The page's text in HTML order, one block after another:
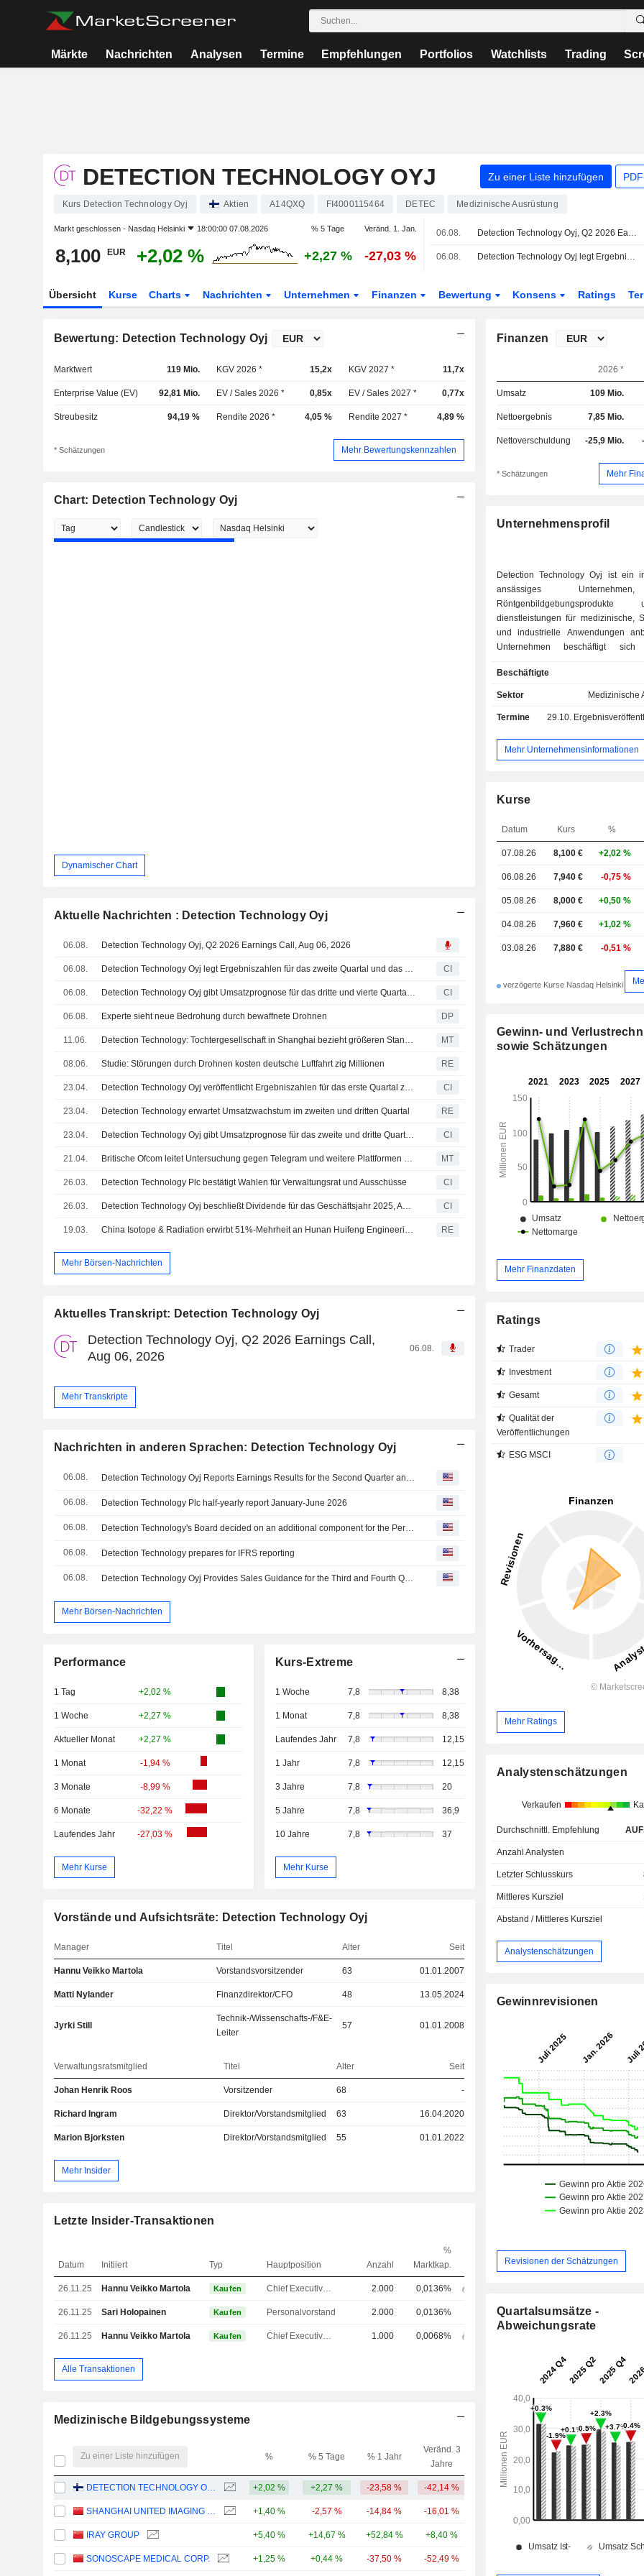
Märkte Nachrichten Analysen Termine Empfehlungen Portfolios Watchlists Trading
DETECTION TECHNOLOGY OYJ Zu einer Liste hinzufügen
Kurs Detection Technology Oyj Aktien A14QXQ FI4000115464 DETEC Medizinische Ausrüstung
Markt geschlossen - Nasdaq Helsinki 18:00:00 07.08.2026 % 5 Tage Veränd. 1. Jan.
8,100 EUR +2,02 % +2,27 % -27,03 %
06.08. Detection Technology Oyj, Q2 2026 Earnings Call, Aug 06, 2026
06.08. Detection Technology Oyj legt Ergebniszahlen für das zweite Quartal und das erste Halbjahr zum 30. Juni 2026 vor
Übersicht Kurse Charts Nachrichten Unternehmen Finanzen Bewertung Konsens Ratings
Bewertung: Detection Technology Oyj
Marktwert 119 Mio. KGV 2026 * 15,2x KGV 2027 * 11,7x
Enterprise Value (EV) 92,81 Mio. EV / Sales 2026 * 0,85x EV / Sales 2027 * 0,77x
Streubesitz 94,19 % Rendite 2026 * 4,05 % Rendite 2027 * 4,89 %
* Schätzungen Mehr Bewertungskennzahlen
Chart: Detection Technology Oyj
Dynamischer Chart
Aktuelle Nachrichten : Detection Technology Oyj
06.08. Detection Technology Oyj, Q2 2026 Earnings Call, Aug 06, 2026
06.08. Detection Technology Oyj legt Ergebniszahlen für das zweite Quartal und das erste Halbjahr zum 30. Juni 2026 vor CI
06.08. Detection Technology Oyj gibt Umsatzprognose für das dritte und vierte Quartal 2026 ab CI
06.08. Experte sieht neue Bedrohung durch bewaffnete Drohnen DP
11.06. Detection Technology: Tochtergesellschaft in Shanghai bezieht größeren Standort MT
08.06. Studie: Störungen durch Drohnen kosten deutsche Luftfahrt zig Millionen RE
23.04. Detection Technology Oyj veröffentlicht Ergebniszahlen für das erste Quartal zum 31. März 2026 CI
23.04. Detection Technology erwartet Umsatzwachstum im zweiten und dritten Quartal RE
23.04. Detection Technology Oyj gibt Umsatzprognose für das zweite und dritte Quartal 2026 bekannt CI
21.04. Britische Ofcom leitet Untersuchung gegen Telegram und weitere Plattformen wegen mutmaßlicher Kindesmissbrauchsinhalte ein MT
26.03. Detection Technology Plc bestätigt Wahlen für Verwaltungsrat und Ausschüsse CI
26.03. Detection Technology Oyj beschließt Dividende für das Geschäftsjahr 2025, Auszahlung am 8. April 2026 CI
19.03. China Isotope & Radiation erwirbt 51%-Mehrheit an Hunan Huifeng Engineering Detection RE
Mehr Börsen-Nachrichten
Aktuelles Transkript: Detection Technology Oyj
Detection Technology Oyj, Q2 2026 Earnings Call,
Aug 06, 2026
06.08.
Mehr Transkripte
Nachrichten in anderen Sprachen: Detection Technology Oyj
06.08.
06.08. Detection Technology Plc half-yearly report January-June 2026
06.08.
06.08. Detection Technology prepares for IFRS reporting
06.08.
Mehr Börsen-Nachrichten
Performance
1 Tag +2,02 %
1 Woche +2,27 %
Aktueller Monat +2,27 %
1 Monat -1,94 %
3 Monate -8,99 %
6 Monate -32,22 %
Laufendes Jahr -27,03 %
Mehr Kurse
Kurs-Extreme
1 Woche 7,8 8,38
1 Monat 7,8 8,38
Laufendes Jahr 7,8 12,15
1 Jahr 7,8 12,15
3 Jahre 7,8 20
5 Jahre 7,8 36,9
10 Jahre 7,8 37
Mehr Kurse
Vorstände und Aufsichtsräte: Detection Technology Oyj
Manager Titel Alter Seit
Hannu Veikko Martola Vorstandsvorsitzender 63 01.01.2007
Matti Nylander Finanzdirektor/CFO 48 13.05.2024
Jyrki Still
Technik-/Wissenschafts-/F&E-
Leiter
57 01.01.2008
Verwaltungsratsmitglied Titel Alter Seit
Johan Henrik Roos Vorsitzender 68 -
Richard Ingram Direktor/Vorstandsmitglied 63 16.04.2020
Marion Bjorksten Direktor/Vorstandsmitglied 55 01.01.2022
Mehr Insider
Letzte Insider-Transaktionen
Datum Initiiert Typ Hauptposition Anzahl
%
Marktkap.
26.11.25 Hannu Veikko Martola Kaufen Chief Executive Officer (CEO) 2.000 0,0136%
26.11.25 Sari Holopainen Kaufen Personalvorstand 2.000 0,0136%
26.11.25 Hannu Veikko Martola Kaufen Chief Executive Officer (CEO) 1.000 0,0068%
Alle Transaktionen
Medizinische Bildgebungssysteme
Zu einer Liste hinzufügen % % 5 Tage % 1 Jahr
Veränd. 3
Jahre
Kap.($)
+2,02 % +2,27 % -23,58 % -42,14 % 137 Mio.
+1,40 % -2,57 % -14,84 % -16,01 %
IRAY GROUP +5,40 % +14,67 % +52,84 % +8,40 %
SONOSCAPE MEDICAL CORP. +1,25 % +0,44 % -37,50 % -52,49 %
Finanzen
2026 *
Umsatz 109 Mio.
Nettoergebnis 7,85 Mio.
Nettoverschuldung -25,9 Mio.
* Schätzungen Mehr
Unternehmensprofil
Detection Technology Oyj ist ein
ansässiges
dienstleistungen für medizinische,
und industrielle Anwendungen
Unternehmen beschäftigt
subsystemen wie Detektoren,
im Bereich Sicherheit umfasst
Containern, Luftfracht, Gepäck
sowie tragbare Geräte und
Knochendichtemessung,
Produkte umfassen
Lebensmittelindustrie, die
erneuerbare Energien, Öl und
Abfallsortierung, Luft- und
Verteidigung sowie die
Beschäftigte
Sektor Medizinische
Termine 29.10.
Mehr Unternehmensinformationen
Kurse
Datum Kurs %
07.08.26 8,100 € +2,02 %
06.08.26 7,940 € -0,75 %
05.08.26 8,000 € +0,50 %
04.08.26 7,960 € +1,02 %
03.08.26 7,880 € -0,51 %
verzögerte Kurse Nasdaq Helsinki
Gewinn- und
sowie Schätzungen
Mehr Finanzdaten
Ratings
Trader
Investment
Gesamt
Qualität der
Veröffentlichungen
ESG MSCI
Mehr Ratings
Analystenschätzungen
Verkaufen
Durchschnittl. Empfehlung
Anzahl Analysten
Letzter Schlusskurs
Mittleres Kursziel
Abstand / Mittleres Kursziel
Analystenschätzungen
Gewinnrevisionen
Revisionen der Schätzungen
Quartalsumsätze -
Abweichungsrate